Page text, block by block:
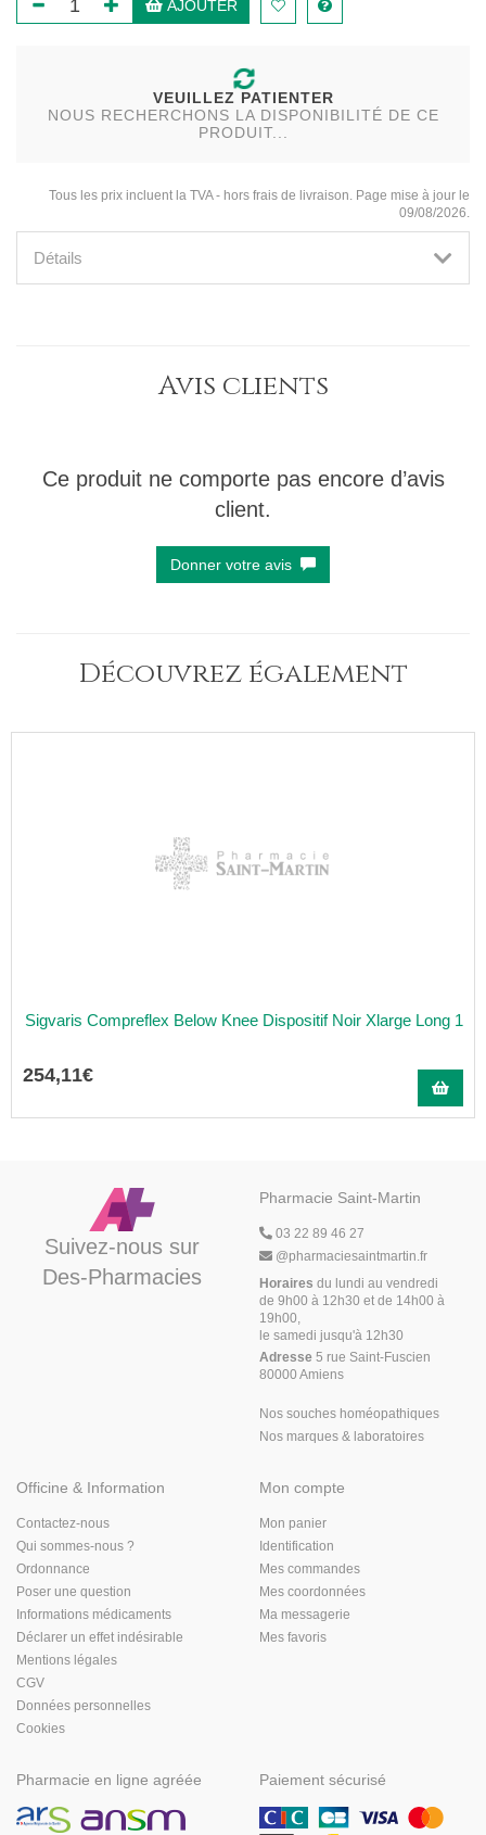
AJOUTER
VEUILLEZ PATIENTER
NOUS RECHERCHONS LA DISPONIBILITÉ DE CE
PRODUIT...
Tous les prix incluent la TVA - hors frais de livraison. Page mise à jour le
09/08/2026.
Détails
Avis clients
Ce produit ne comporte pas encore d’avis
client.
Donner votre avis
Découvrez également
Sigvaris Compreflex Below Knee Dispositif Noir Xlarge Long 1
254,11€
Suivez-nous sur
Des-Pharmacies
Pharmacie Saint-Martin
03 22 89 46 27
@pharmaciesaintmartin.fr
Horaires du lundi au vendredi
de 9h00 à 12h30 et de 14h00 à
19h00,
le samedi jusqu'à 12h30
Adresse 5 rue Saint-Fuscien
80000 Amiens
Nos souches homéopathiques
Nos marques & laboratoires
Officine & Information
Contactez-nous
Qui sommes-nous ?
Ordonnance
Poser une question
Informations médicaments
Déclarer un effet indésirable
Mentions légales
CGV
Données personnelles
Cookies
Mon compte
Mon panier
Identification
Mes commandes
Mes coordonnées
Ma messagerie
Mes favoris
Pharmacie en ligne agréée Paiement sécurisé